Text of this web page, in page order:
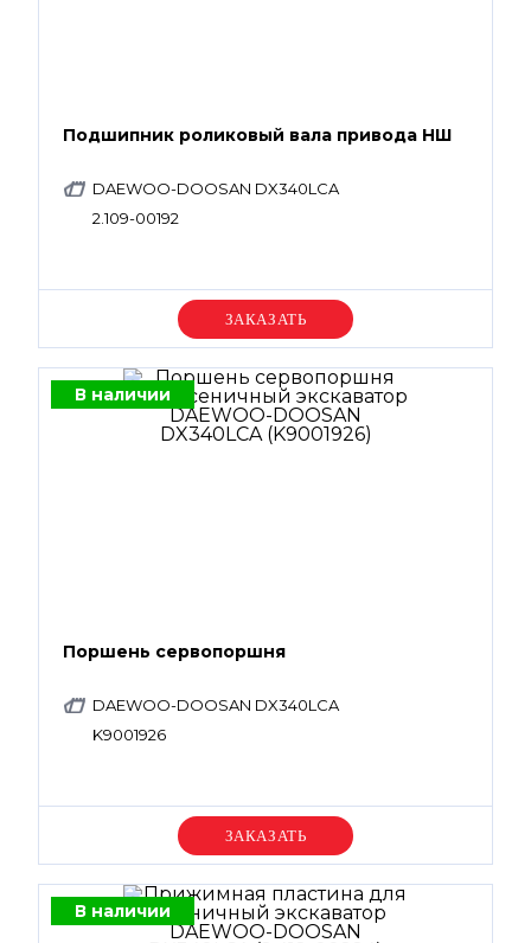
Подшипник роликовый вала привода НШ
DAEWOO-DOOSAN DX340LCA
2.109-00192
Уточняйте цену
В наличии
Поршень сервопоршня
DAEWOO-DOOSAN DX340LCA
K9001926
Уточняйте цену
В наличии